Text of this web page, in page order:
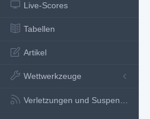
Live-Scores
Tabellen
Artikel
Wettwerkzeuge
Verletzungen und Suspensionen